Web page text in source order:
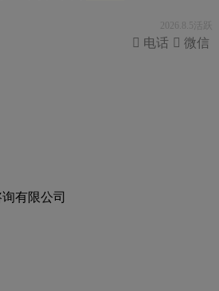
2026.8.5活跃
 微信
 电话
有限公司